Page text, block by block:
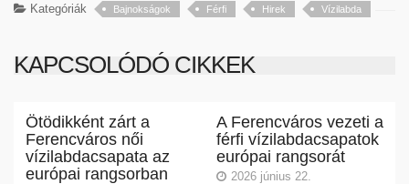
Kategóriák Bajnokságok Férfi Hirek Vízilabda
KAPCSOLÓDÓ CIKKEK
Ötödikként zárt a
Ferencváros női
vízilabdacsapata az
európai rangsorban
A Ferencváros vezeti a
férfi vízilabdacsapatok
európai rangsorát
2026 június 22.